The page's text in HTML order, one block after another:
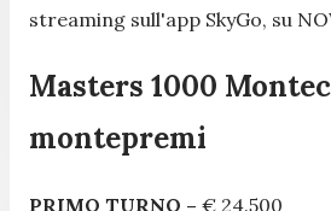
streaming sull'app SkyGo, su
Masters 1000
montepremi
PRIMO TURNO – € 24.500